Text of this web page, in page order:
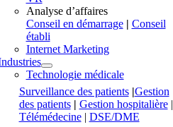
Analyse d’affaires
Conseil en démarrage| Conseil
établi
Internet Marketing
Technologie médicale
Surveillance des patients |Gestion
des patients| Gestion hospitalière|
Télémédecine| DSE/DME